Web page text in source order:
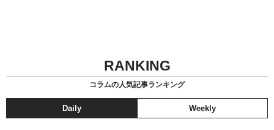
RANKING
コラムの人気記事ランキング
Daily Weekly